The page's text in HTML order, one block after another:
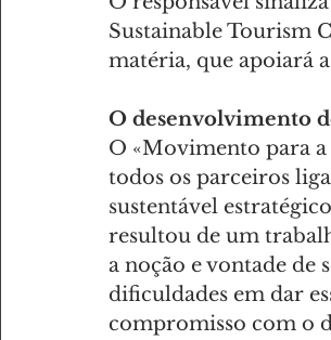
Sustainable Tourism
matéria, que apoiará
O desenvolvimento
O «Movimento para
todos os parceiros
sustentável
resultou de um
a noção e vontade de
dificuldades em dar
compromisso com o